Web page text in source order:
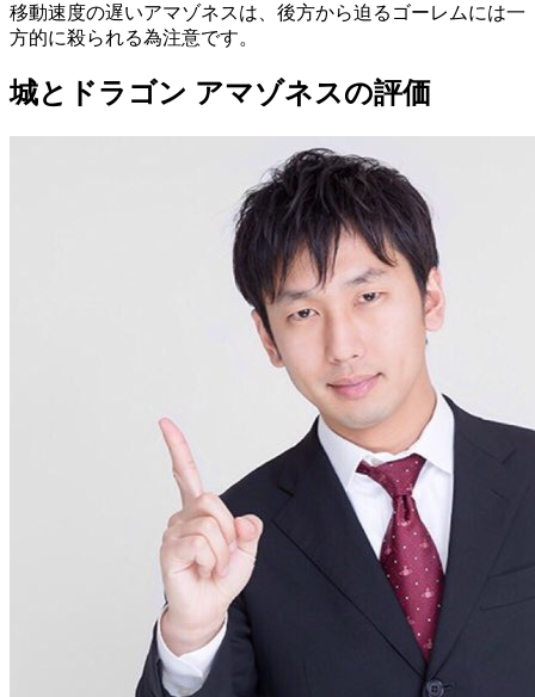
移動速度の遅いアマゾネスは、後方から迫るゴーレムには一
方的に殺られる為注意です。
城とドラゴン アマゾネスの評価